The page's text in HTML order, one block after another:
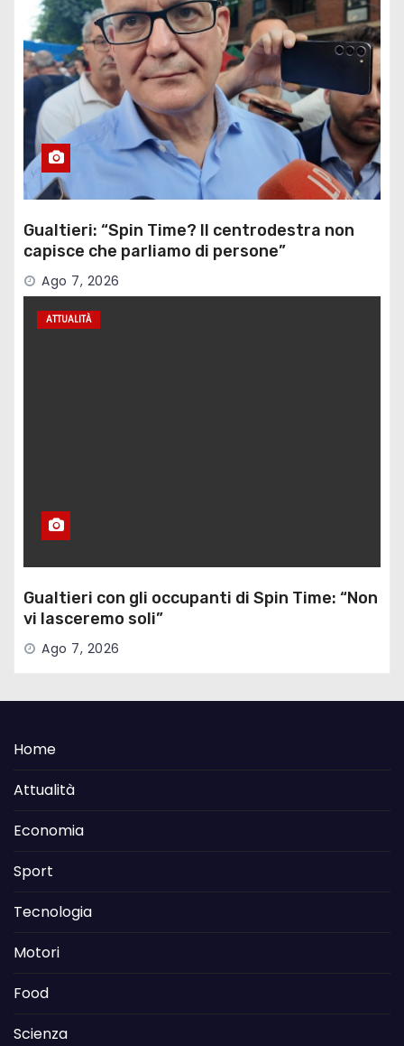
Gualtieri: “Spin Time? Il centrodestra non
capisce che parliamo di persone”
Ago 7, 2026
ATTUALITÀ
Gualtieri con gli occupanti di Spin Time: “Non
vi lasceremo soli”
Ago 7, 2026
Home
Attualità
Economia
Sport
Tecnologia
Motori
Food
Scienza